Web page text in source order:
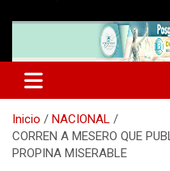
Inicio
NACIONAL
CORREN A MESERO QUE
PROPINA MISERABLE